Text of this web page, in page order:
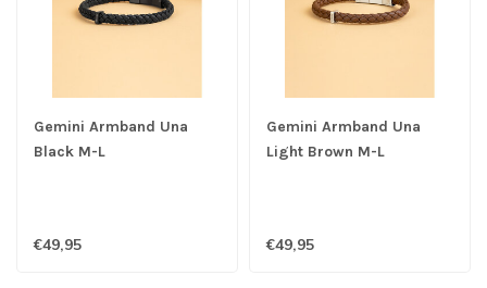
Gemini Armband Una
Black M-L
€49,95
Gemini Armband Una
Light Brown M-L
€49,95